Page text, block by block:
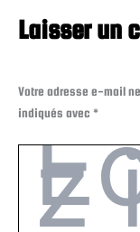
Laisser un
Votre adresse e-mail
indiqués avec *